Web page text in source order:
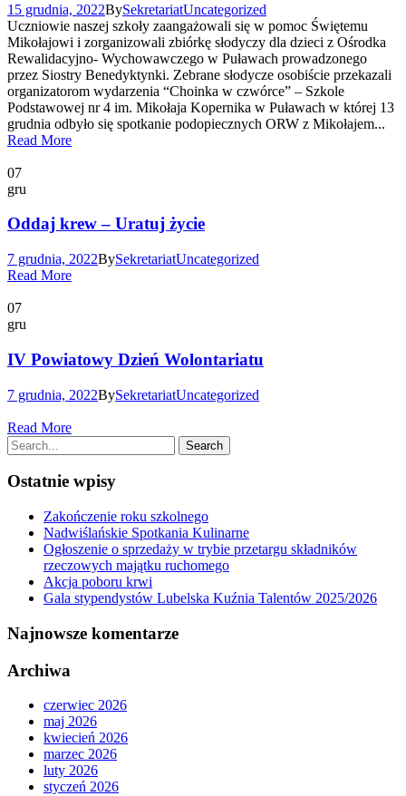
15 grudnia, 2022BySekretariatUncategorized
Uczniowie naszej szkoły zaangażowali się w pomoc Świętemu
Mikołajowi i zorganizowali zbiórkę słodyczy dla dzieci z Ośrodka
Rewalidacyjno- Wychowawczego w Puławach prowadzonego
przez Siostry Benedyktynki. Zebrane słodycze osobiście przekazali
organizatorom wydarzenia “Choinka w czwórce” – Szkole
Podstawowej nr 4 im. Mikołaja Kopernika w Puławach w której 13
grudnia odbyło się spotkanie podopiecznych ORW z Mikołajem...
Read More
07
gru
Oddaj krew – Uratuj życie
7 grudnia, 2022BySekretariatUncategorized
Read More
07
gru
IV Powiatowy Dzień Wolontariatu
7 grudnia, 2022BySekretariatUncategorized
Read More
Ostatnie wpisy
Zakończenie roku szkolnego
Nadwiślańskie Spotkania Kulinarne
Ogłoszenie o sprzedaży w trybie przetargu składników
rzeczowych majątku ruchomego
Akcja poboru krwi
Gala stypendystów Lubelska Kuźnia Talentów 2025/2026
Najnowsze komentarze
Archiwa
czerwiec 2026
maj 2026
kwiecień 2026
marzec 2026
luty 2026
styczeń 2026